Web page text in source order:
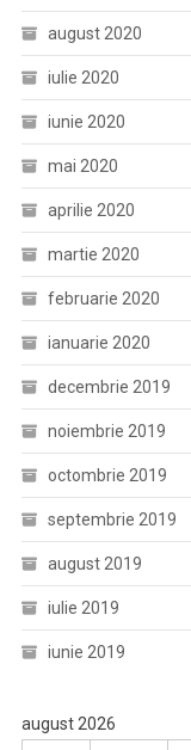
august 2020
iulie 2020
iunie 2020
mai 2020
aprilie 2020
martie 2020
februarie 2020
ianuarie 2020
decembrie 2019
noiembrie 2019
octombrie 2019
septembrie 2019
august 2019
iulie 2019
iunie 2019
august 2026